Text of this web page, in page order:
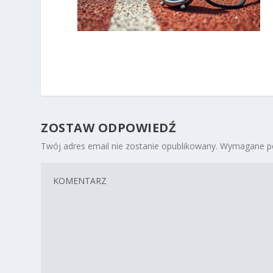
ZOSTAW ODPOWIEDŹ
Twój adres email nie zostanie opublikowany. Wymagane